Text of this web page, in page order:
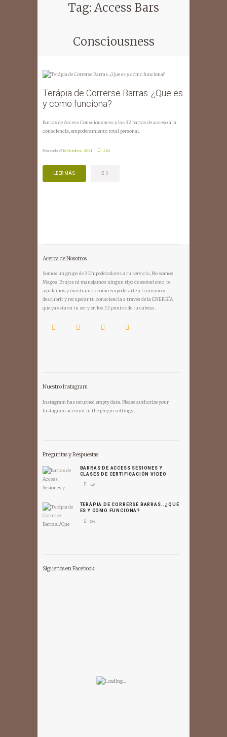
Tag: Access Bars
Consciousness
Terápia de Correrse Barras..¿Que es
y como funciona?
Barras de Access Consciousness y las 32 barras de acceso a la
consciencia, empoderamiento total personal.
Posteado el 18 October, 2021 284
LEER MÁS 0
Acerca de Nosotros
Somos un grupo de 3 Empoderadores a tu servicio, No somos
Magos, Brujos ni manejamos ningun tipo de esoterismo, te
ayudamos y mostramos como empoderarte a ti mismo y
descubrir y recuperar tu consciencia a través de la ENERGÍA
que ya esta en tu ser y en los 32 puntos de tu cabeza .
Nuestro Instagram
Instagram has returned empty data. Please authorize your
Instagram account in theplugin settings
Preguntas y Respuestas
BARRAS DE ACCESS SESIONES Y
CLASES DE CERTIFICACIÓN VIDEO
346
TERÁPIA DE CORRERSE BARRAS..¿QUE
ES Y COMO FUNCIONA?
284
Síguenos en Facebook